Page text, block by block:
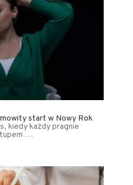
start w Nowy Rok
kiedy każdy pragnie
…